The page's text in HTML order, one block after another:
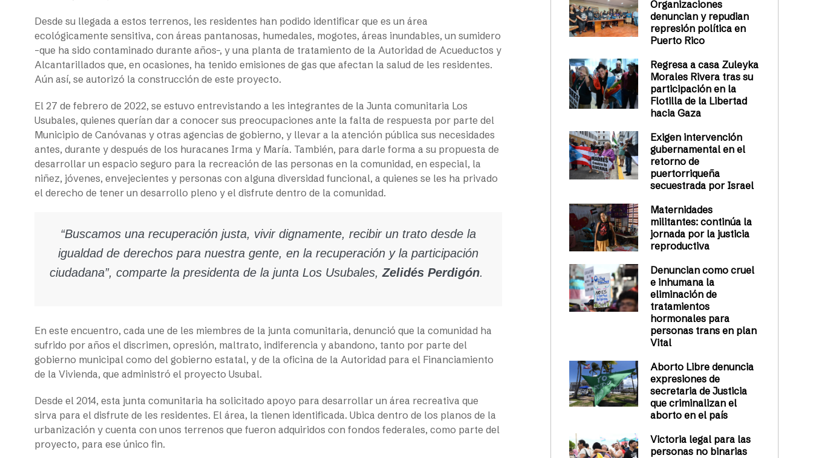
Desde su llegada a estos terrenos, les residentes han podido identificar que es un área
ecológicamente sensitiva, con áreas pantanosas, humedales, mogotes, áreas inundables, un sumidero
–que ha sido contaminado durante años–, y una planta de tratamiento de la Autoridad de Acueductos y
Alcantarillados que, en ocasiones, ha tenido emisiones de gas que afectan la salud de les residentes.
Aún así, se autorizó la construcción de este proyecto.
El 27 de febrero de 2022, se estuvo entrevistando a les integrantes de la Junta comunitaria Los
Usubales, quienes querían dar a conocer sus preocupaciones ante la falta de respuesta por parte del
Municipio de Canóvanas y otras agencias de gobierno, y llevar a la atención pública sus necesidades
antes, durante y después de los huracanes Irma y María. También, para darle forma a su propuesta de
desarrollar un espacio seguro para la recreación de las personas en la comunidad, en especial, la
niñez, jóvenes, envejecientes y personas con alguna diversidad funcional, a quienes se les ha privado
el derecho de tener un desarrollo pleno y el disfrute dentro de la comunidad.
“Buscamos una recuperación justa, vivir dignamente, recibir un trato desde la
igualdad de derechos para nuestra gente, en la recuperación y la participación
ciudadana”, comparte la presidenta de la junta Los Usubales,Zelidés Perdigón.
En este encuentro, cada une de les miembres de la junta comunitaria, denunció que la comunidad ha
sufrido por años el discrimen, opresión, maltrato, indiferencia y abandono, tanto por parte del
gobierno municipal como del gobierno estatal, y de la oficina de la Autoridad para el Financiamiento
de la Vivienda, que administró el proyecto Usubal.
Desde el 2014, esta junta comunitaria ha solicitado apoyo para desarrollar un área recreativa que
sirva para el disfrute de les residentes. El área, la tienen identificada. Ubica dentro de los planos de la
urbanización y cuenta con unos terrenos que fueron adquiridos con fondos federales, como parte del
proyecto, para ese único fin.
Organizaciones
denuncian y repudian
represión política en
Puerto Rico
Regresa a casa Zuleyka
Morales Rivera tras su
participación en la
Flotilla de la Libertad
hacia Gaza
Exigen intervención
gubernamental en el
retorno de
puertorriqueña
secuestrada por Israel
Maternidades
militantes: continúa la
jornada por la justicia
reproductiva
Denuncian como cruel
e inhumana la
eliminación de
tratamientos
hormonales para
personas trans en plan
Vital
Aborto Libre denuncia
expresiones de
secretaria de Justicia
que criminalizan el
aborto en el país
Victoria legal para las
personas no binarias